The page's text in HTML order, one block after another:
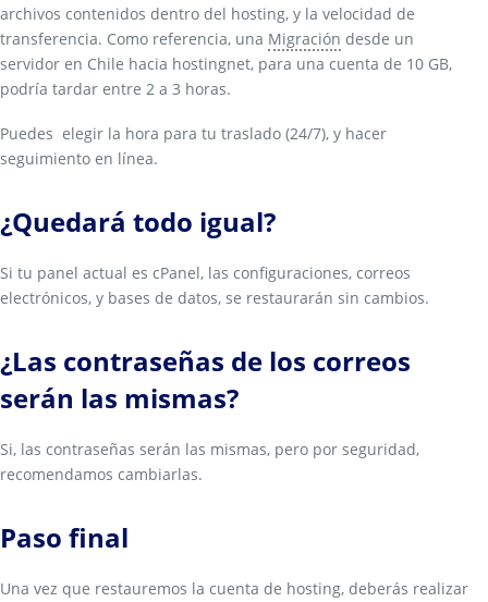
archivos contenidos dentro del hosting, y la velocidad de
transferencia. Como referencia, una Migración desde un
servidor en Chile hacia hostingnet, para una cuenta de 10 GB,
podría tardar entre 2 a 3 horas.
Puedes elegir la hora para tu traslado (24/7), y hacer
seguimiento en línea.
¿Quedará todo igual?
Si tu panel actual es cPanel, las configuraciones, correos
electrónicos, y bases de datos, se restaurarán sin cambios.
¿Las contraseñas de los correos
serán las mismas?
Si, las contraseñas serán las mismas, pero por seguridad,
recomendamos cambiarlas.
Paso final
Una vez que restauremos la cuenta de hosting, deberás realizar